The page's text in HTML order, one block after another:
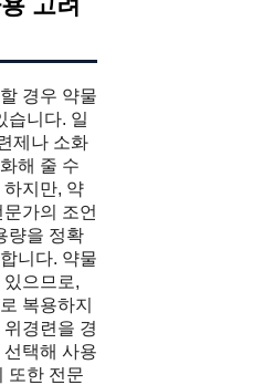
경우 약물
습니다. 일
제나 소화
해 줄 수
지만, 약
가의 조언
량을 정확
니다. 약물
으므로,
복용하지
경련을 경
택해 사용
또한 전문